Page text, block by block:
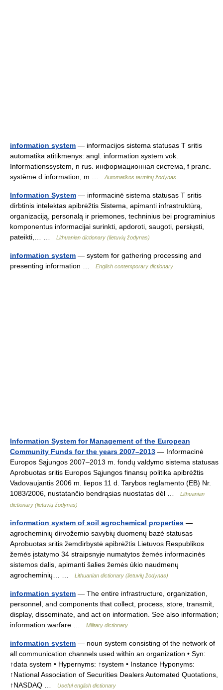
information system — informacijos sistema statusas T sritis
automatika atitikmenys: angl. information system vok.
Informationssystem, n rus. информационная система, f pranc.
système d information, m …
Automatikos terminų žodynas
Information System — informacinė sistema statusas T sritis
dirbtinis intelektas apibrėžtis Sistema, apimanti infrastruktūrą,
organizaciją, personalą ir priemones, techninius bei programinius
komponentus informacijai surinkti, apdoroti, saugoti, persiųsti,
pateikti,… …
Lithuanian dictionary (lietuvių žodynas)
information system — system for gathering processing and
presenting information …
English contemporary dictionary
Information System for Management of the European
Community Funds for the years 2007–2013 — Informacinė
Europos Sąjungos 2007–2013 m. fondų valdymo sistema statusas
Aprobuotas sritis Europos Sąjungos finansų politika apibrėžtis
Vadovaujantis 2006 m. liepos 11 d. Tarybos reglamento (EB) Nr.
1083/2006, nustatančio bendrąsias nuostatas dėl …
Lithuanian
dictionary (lietuvių žodynas)
information system of soil agrochemical properties —
agrocheminių dirvožemio savybių duomenų bazė statusas
Aprobuotas sritis žemdirbystė apibrėžtis Lietuvos Respublikos
žemės įstatymo 34 straipsnyje numatytos žemės informacinės
sistemos dalis, apimanti šalies žemės ūkio naudmenų
agrocheminių… …
Lithuanian dictionary (lietuvių žodynas)
information system — The entire infrastructure, organization,
personnel, and components that collect, process, store, transmit,
display, disseminate, and act on information. See also information;
information warfare …
Military dictionary
information system — noun system consisting of the network of
all communication channels used within an organization • Syn:
↑data system • Hypernyms: ↑system • Instance Hyponyms:
↑National Association of Securities Dealers Automated Quotations,
↑NASDAQ …
Useful english dictionary